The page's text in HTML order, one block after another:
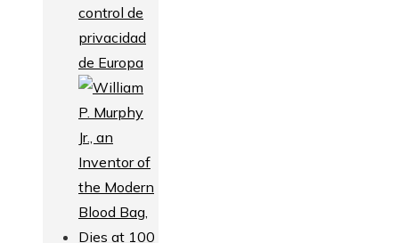
control de
privacidad
de Europa